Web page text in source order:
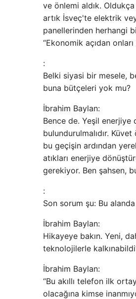
ve önlemi aldık.
artık İsveç'te elektrik
panellerinden herhangi
“Ekonomik açıdan
:
Belki siyasi bir mesele,
buna bütçeleri yok mu?
İbrahim Baylan:
Bence de. Yeşil enerjiye
bulundurulmalıdır.
bu geçişin ardından
atıkları enerjiye
gerekiyor. Ben şahsen,
:
Son sorum şu: Bu
İbrahim Baylan:
Hikayeye bakın. Yeni,
teknolojilerle
İbrahim Baylan:
“Bu akıllı telefon ilk
olacağına kimse